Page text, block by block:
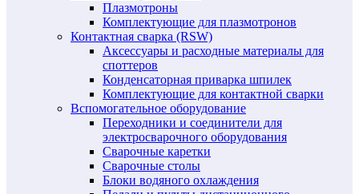
Плазмотроны
Комплектующие для плазмотронов
Контактная сварка (RSW)
Аксессуары и расходные материалы для
споттеров
Конденсаторная приварка шпилек
Комплектующие для контактной сварки
Вспомогательное оборудование
Переходники и соединители для
электросварочного оборудования
Сварочные каретки
Сварочные столы
Блоки водяного охлаждения